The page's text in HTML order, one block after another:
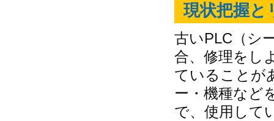
現状把握と
古いPLC（シ
合、修理をし
ていることが
ー・機種など
で、使用して